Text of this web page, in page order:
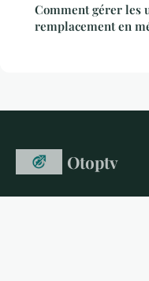
Comment gérer les
remplacement en
Otoptv